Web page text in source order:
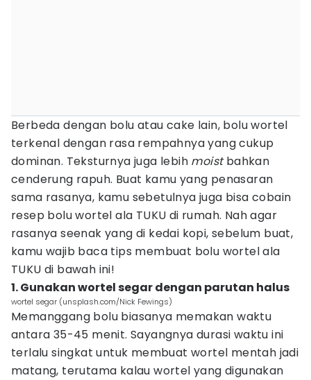
Berbeda dengan bolu atau cake lain, bolu wortel
terkenal dengan rasa rempahnya yang cukup
dominan. Teksturnya juga lebih moistbahkan
cenderung rapuh. Buat kamu yang penasaran
sama rasanya, kamu sebetulnya juga bisa cobain
resep bolu wortel ala TUKU di rumah. Nah agar
rasanya seenak yang di kedai kopi, sebelum buat,
kamu wajib baca tips membuat bolu wortel ala
TUKU di bawah ini!
1. Gunakan wortel segar dengan parutan halus
wortel segar (unsplash.com/Nick Fewings)
Memanggang bolu biasanya memakan waktu
antara 35-45 menit. Sayangnya durasi waktu ini
terlalu singkat untuk membuat wortel mentah jadi
matang, terutama kalau wortel yang digunakan